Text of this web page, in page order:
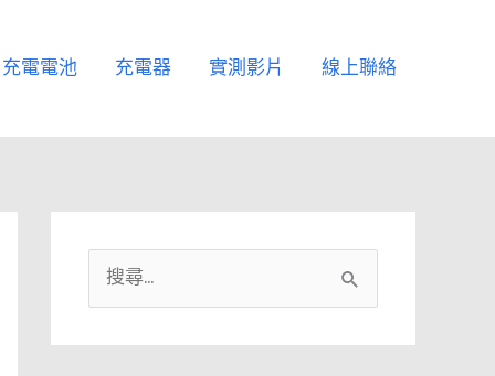
充電電池 充電器 實測影片 線上聯絡
尋
關